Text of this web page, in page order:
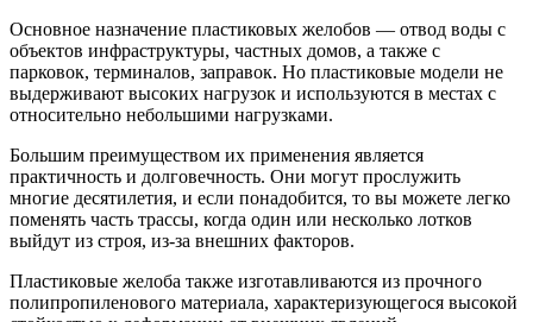
Основное назначение пластиковых желобов — отвод воды с
объектов инфраструктуры, частных домов, а также с
парковок, терминалов, заправок. Но пластиковые модели не
выдерживают высоких нагрузок и используются в местах с
относительно небольшими нагрузками.
Большим преимуществом их применения является
практичность и долговечность. Они могут прослужить
многие десятилетия, и если понадобится, то вы можете легко
поменять часть трассы, когда один или несколько лотков
выйдут из строя, из-за внешних факторов.
Пластиковые желоба также изготавливаются из прочного
полипропиленового материала, характеризующегося высокой